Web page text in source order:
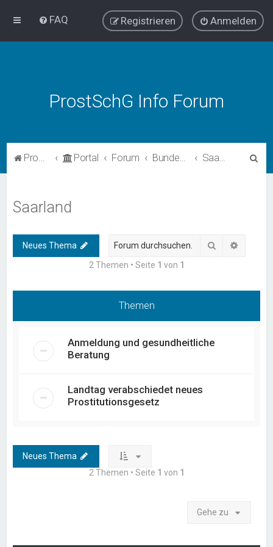
FAQ Anmelden
Registrieren
ProstSchG Info Forum
ProstSchG Portal Forum Bundesländer - Umsetzung und Erfahrungen mit ProstSchG Saarland
Saarland
Neues Thema Suche
2 Themen • Seite 1 von 1
Themen
Anmeldung und gesundheitliche
Beratung
Landtag verabschiedet neues
Prostitutionsgesetz
Neues Thema
2 Themen • Seite 1 von 1
Gehe zu